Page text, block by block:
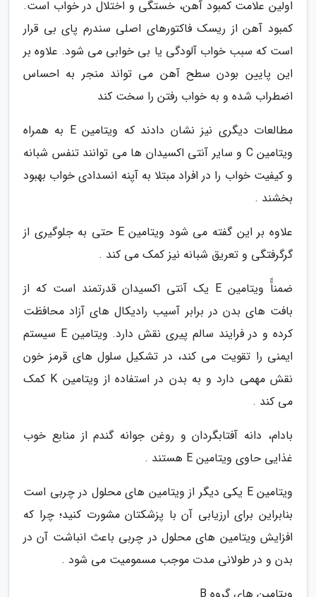
اولین علامت کمبود آهن، خستگی و اختلال در خواب است.
کمبود آهن از ریسک فاکتورهای اصلی سندرم پای بی قرار
است که سبب خواب آلودگی یا بی خوابی می شود. علاوه بر
این پایین بودن سطح آهن می تواند منجر به احساس
اضطراب شده و به خواب رفتن را سخت کند
مطالعات دیگری نیز نشان دادند که ویتامین E به همراه
ویتامین C و سایر آنتی اکسیدان ها می توانند تنفس شبانه
و کیفیت خواب را در افراد مبتلا به آپنه انسدادی خواب بهبود
بخشند .
علاوه بر این گفته می شود ویتامین E حتی به جلوگیری از
گرگرفتگی و تعریق شبانه نیز کمک می کند .
ضمناًً ویتامین E یک آنتی اکسیدان قدرتمند است که از
بافت های بدن در برابر آسیب رادیکال های آزاد محافظت
کرده و در فرایند سالم پیری نقش دارد. ویتامین E سیستم
ایمنی را تقویت می کند، در تشکیل سلول های قرمز خون
نقش مهمی دارد و به بدن در استفاده از ویتامین K کمک
می کند .
بادام، دانه آفتابگردان و روغن جوانه گندم از منابع خوب
غذایی حاوی ویتامین E هستند .
ویتامین E یکی دیگر از ویتامین های محلول در چربی است
بنابراین برای ارزیابی آن با پزشکتان مشورت کنید؛ چرا که
افزایش ویتامین های محلول در چربی باعث انباشت آن در
بدن و در طولانی مدت موجب مسمومیت می شود .